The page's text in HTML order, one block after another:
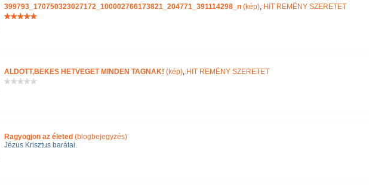
399793_170750323027172_100002766173821_204771_391114298_n(kép), HIT REMÉNY SZERETET
ALDOTT,BEKES HETVEGET MINDEN TAGNAK! (kép), HIT REMÉNY SZERETET
Ragyogjon az életed (blogbejegyzés)
Jézus Krisztus barátai.